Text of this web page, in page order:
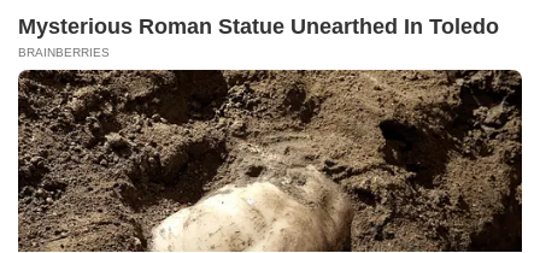
Kabarbaru.co menyajikan berita aktual dan
serta terverifikasi dari sumber yang tepat.
Follow Kabarbaru